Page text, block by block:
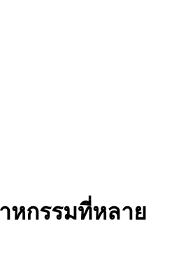
หกรรมที่หลาย